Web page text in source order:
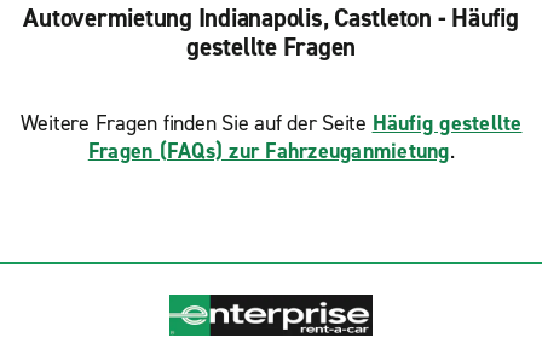
Autovermietung Indianapolis, Castleton - Häufig
gestellte Fragen
Weitere Fragen finden Sie auf der Seite Häufig gestellte
Fragen (FAQs) zur Fahrzeuganmietung.